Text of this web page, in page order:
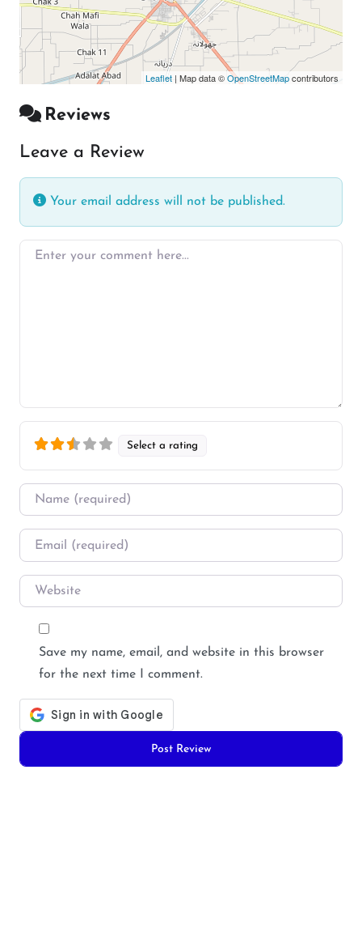
Leaflet | Map data ©OpenStreetMapcontributors
Reviews
Leave a Review
Your email address will not be published.
Enter your comment here…
Select a rating
Name
Email
Website
Save my name, email, and website in this browser
for the next time I comment.